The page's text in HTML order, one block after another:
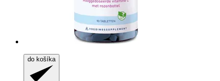
do košíka